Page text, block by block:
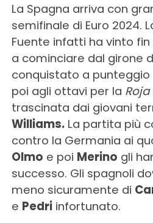
La Spagna arriva con
semifinale di Euro 2024.
Fuente infatti ha vinto
a cominciare dal girone
conquistato a
poi agli ottavi per la Roja
trascinata dai giovani
Williams. La partita più
contro la Germania ai
Olmo e poi Merino gli
successo. Gli spagnoli
meno sicuramente di
e Pedriinfortunato.